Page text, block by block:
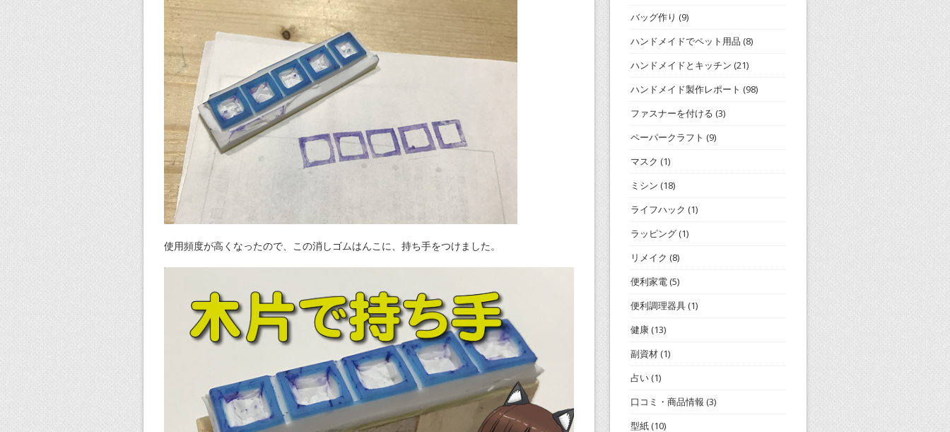
使用頻度が高くなったので、この消しゴムはんこに、持ち手をつけました。
バッグ作り (9)
ハンドメイドでペット用品 (8)
ハンドメイドとキッチン (21)
ハンドメイド製作レポート (98)
ファスナーを付ける (3)
ペーパークラフト (9)
マスク (1)
ミシン (18)
ライフハック (1)
ラッピング(1)
リメイク (8)
便利家電(5)
便利調理器具(1)
健康(13)
副資材(1)
占い(1)
口コミ・商品情報 (3)
型紙(10)